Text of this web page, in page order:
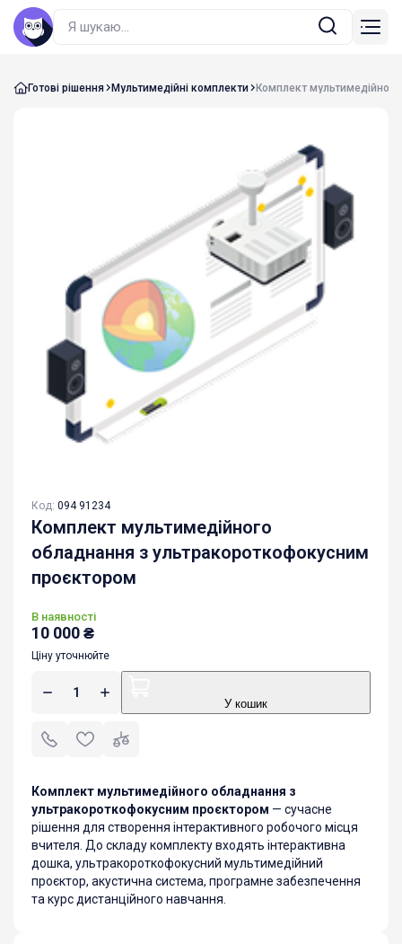
Готові рішення Мультимедійні комплекти Комплект
Код: 094 91234
Комплект мультимедійного
обладнання з ультракороткофокусним
проєктором
В наявності
10 000₴
Ціну уточнюйте
У кошик
Комплект мультимедійного обладнання з
ультракороткофокусним проєктором — сучасне
рішення для створення інтерактивного робочого місця
вчителя. До складу комплекту входять інтерактивна
дошка, ультракороткофокусний мультимедійний
проєктор, акустична система, програмне забезпечення
та курс дистанційного навчання.